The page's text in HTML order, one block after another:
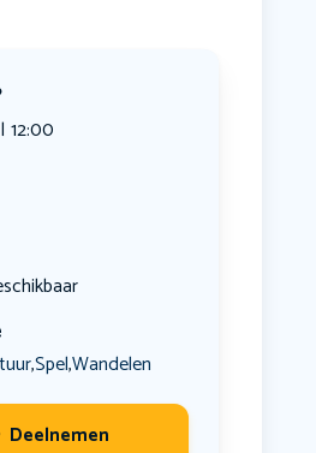
12:00
,Spel,Wandelen
Deelnemen